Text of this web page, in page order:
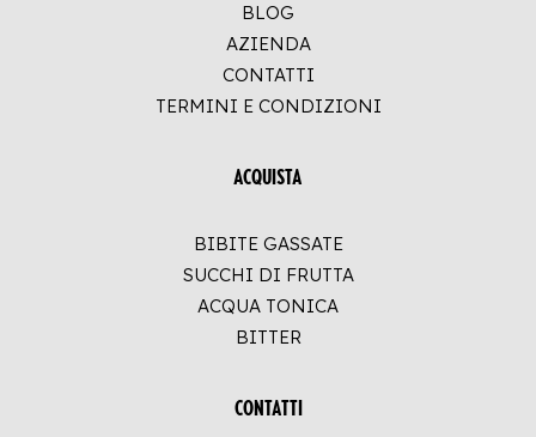
BLOG
AZIENDA
CONTATTI
TERMINI E CONDIZIONI
ACQUISTA
BIBITE GASSATE
SUCCHI DI FRUTTA
ACQUA TONICA
BITTER
CONTATTI